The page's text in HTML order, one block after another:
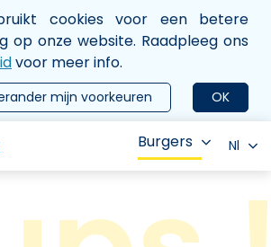
cookies voor een betere
op onze website. Raadpleeg ons
voor meer info.
OK
mijn voorkeuren
Burgers Nl